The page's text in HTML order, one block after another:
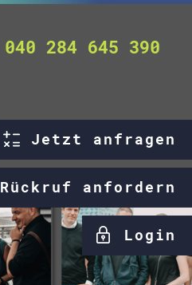
040 284 645 390
Jetzt anfragen
Rückruf anfordern
Login